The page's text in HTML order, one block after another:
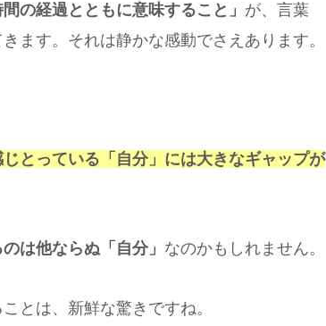
間の経過とともに意味すること」 が、言葉
ます。それは静かな感動でさえあります。
とっている「自分」には大きなギャップが
は他ならぬ「自分」 なのかもしれません。
とは、新鮮な驚きですね。